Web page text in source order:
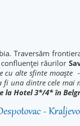
Traversăm
râurilor
cu alte sfinte moaște -
fi una dintre cele
la Hotel 3*/4* în
-